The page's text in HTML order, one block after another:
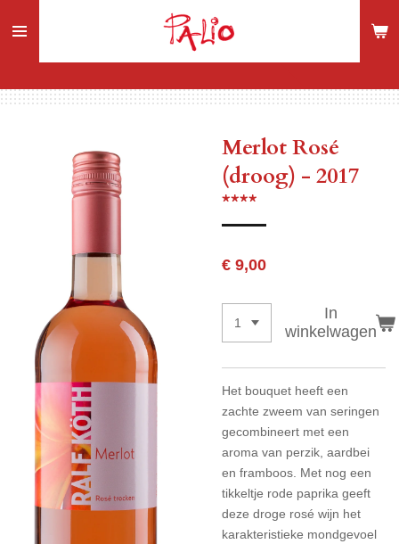
direct
hoofdinhoud
Merlot Rosé
(droog) - 2017
****
€ 9,00
In
winkelwagen
Het bouquet heeft een
zachte zweem van seringen
gecombineert met een
aroma van perzik, aardbei
en framboos. Met nog een
tikkeltje rode paprika geeft
deze droge rosé wijn het
karakteristieke mondgevoel